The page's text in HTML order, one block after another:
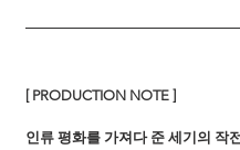
[ PRODUCTION NOTE ]
인류 평화를 가져다 준 세기의 작